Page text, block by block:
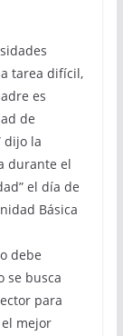
tarea difícil,
es
de
dijo la
durante el
el día de
Básica
debe
se busca
para
mejor